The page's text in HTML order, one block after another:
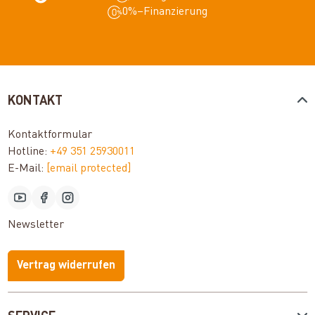
0%–Finanzierung
KONTAKT
Kontaktformular
Hotline: +49 351 25930011
E-Mail:
[email protected]
Newsletter
Vertrag widerrufen